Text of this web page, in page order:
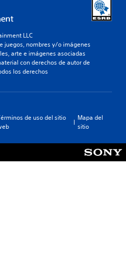
LLC
juegos, nombres y/o imágenes
arte e imágenes asociadas
con derechos de autor de
los derechos
de uso del sitio
Mapa del
sitio